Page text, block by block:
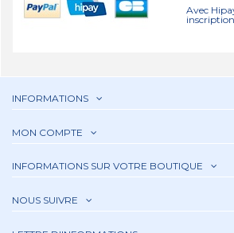
Avec
inscription
INFORMATIONS
MON COMPTE
INFORMATIONS SUR VOTRE BOUTIQUE
NOUS SUIVRE